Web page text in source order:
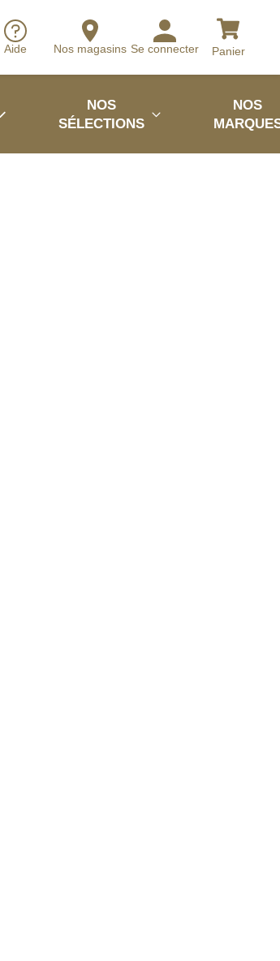
Aide Nos magasins Se connecter Panier
NOS
SÉLECTIONS
NOS